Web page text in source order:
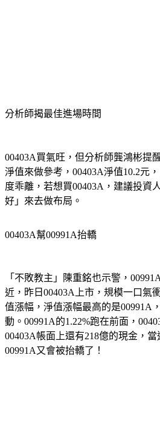
分析師揭最佳進場時間
00403A買氣旺，但分析師龔鴻彬提
淨值來做參考，00403A淨值10.2元
度乖離，若想買00403A，建議投資
好」來去做布局。
00403A幫00991A抬轎
「不敗教主」陳重銘也示警，
近，昨日00403A上市，規模一口氣
值漲幅，淨值漲幅最高的是00991A
動。00991A的1.22%跑在前面，
00403A帳面上還有218億的現金，當
00991A又會被抬轎了！